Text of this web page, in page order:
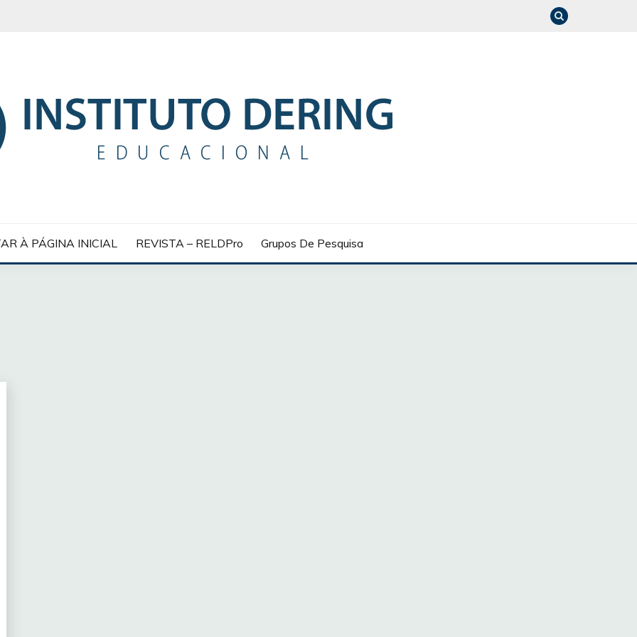
À PÁGINA INICIAL REVISTA – RELDPro Grupos De Pesquisa